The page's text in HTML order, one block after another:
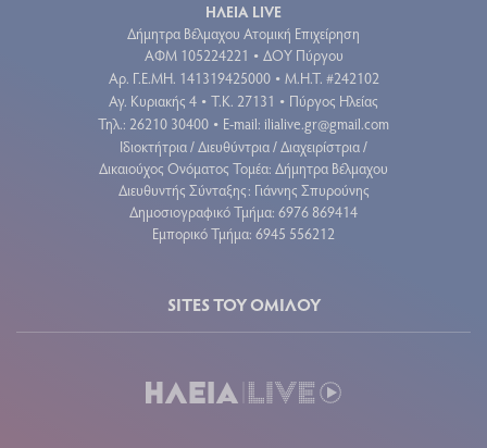
ΗΛΕΙΑ LIVE
Δήμητρα Βέλμαχου Ατομική Επιχείρηση
ΑΦΜ 105224221 • ΔΟΥ Πύργου
Aρ. Γ.Ε.ΜΗ. 141319425000 • Μ.Η.Τ. #242102
Αγ. Κυριακής 4 • Τ.Κ. 27131 • Πύργος Ηλείας
Τηλ.: 26210 30400 • E-mail: ilialive.gr@gmail.com
Ιδιοκτήτρια / Διευθύντρια / Διαχειρίστρια /
Δικαιούχος Ονόματος Τομέα: Δήμητρα Βέλμαχου
Διευθυντής Σύνταξης: Γιάννης Σπυρούνης
Δημοσιογραφικό Τμήμα: 6976 869414
Εμπορικό Τμήμα: 6945 556212
SITES ΤΟΥ ΟΜΙΛΟΥ